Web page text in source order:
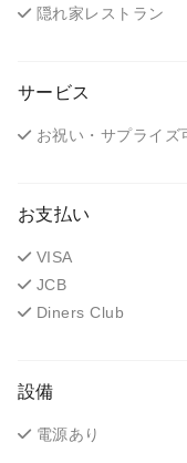
隠れ家レストラン
サービス
お祝い・サプライズ
お支払い
VISA
JCB
Diners Club
設備
電源あり